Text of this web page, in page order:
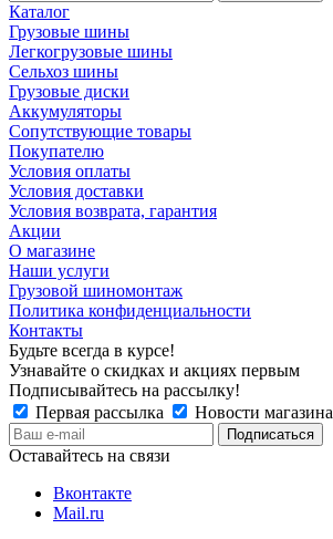
Каталог
Грузовые шины
Легкогрузовые шины
Сельхоз шины
Грузовые диски
Аккумуляторы
Сопутствующие товары
Покупателю
Условия оплаты
Условия доставки
Условия возврата, гарантия
Акции
О магазине
Наши услуги
Грузовой шиномонтаж
Политика конфиденциальности
Контакты
Будьте всегда в курсе!
Узнавайте о скидках и акциях первым
Подписывайтесь на рассылку!
Первая рассылка
Новости магазина
Оставайтесь на связи
Вконтакте
Mail.ru